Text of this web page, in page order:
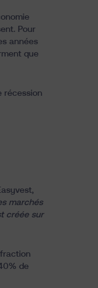
Pour
années
que
récession
marchés
créée sur
de